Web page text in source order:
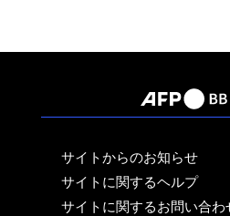
サイトからのお知らせ
サイトに関するヘルプ
サイトに関するお問い合わ